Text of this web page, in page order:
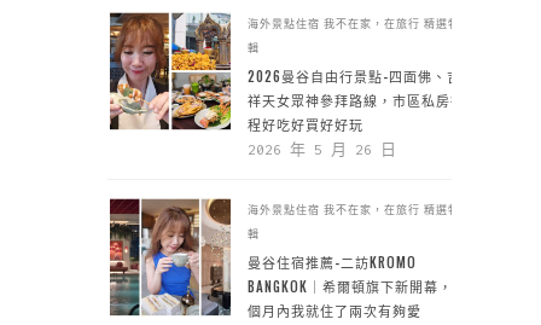
海外景點住宿 我不在家，在旅行 精選特
輯
2026曼谷自由行景點-四面佛、吉
祥天女眾神參拜路線，市區私房行
程好吃好買好好玩
2026 年 5 月 26 日
海外景點住宿 我不在家，在旅行 精選特
輯
曼谷住宿推薦-二訪KROMO
BANGKOK｜希爾頓旗下新開幕，一
個月內我就住了兩次有夠愛